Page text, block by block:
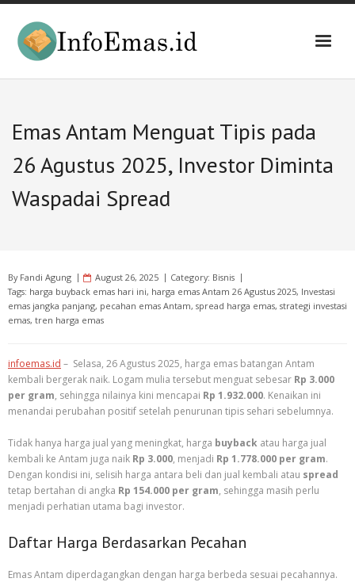
Skip
content
Emas Antam Menguat Tipis pada
26 Agustus 2025, Investor Diminta
Waspadai Spread
By Fandi Agung August 26, 2025 Category: Bisnis
Tags: harga buyback emas hari ini, harga emas Antam 26 Agustus 2025, Investasi
emas jangka panjang, pecahan emas Antam, spread harga emas, strategi investasi
emas, tren harga emas
infoemas.id – Selasa, 26 Agustus 2025, harga emas batangan Antam
kembali bergerak naik. Logam mulia tersebut menguat sebesar Rp 3.000
per gram, sehingga nilainya kini mencapai Rp 1.932.000. Kenaikan ini
menandai perubahan positif setelah penurunan tipis sehari sebelumnya.
Tidak hanya harga jual yang meningkat, harga buyback atau harga jual
kembali ke Antam juga naik Rp 3.000, menjadi Rp 1.778.000 per gram.
Dengan kondisi ini, selisih harga antara beli dan jual kembali atau spread
tetap bertahan di angka Rp 154.000 per gram, sehingga masih perlu
menjadi perhatian utama bagi investor.
Daftar Harga Berdasarkan Pecahan
Emas Antam diperdagangkan dengan harga berbeda sesuai pecahannya.